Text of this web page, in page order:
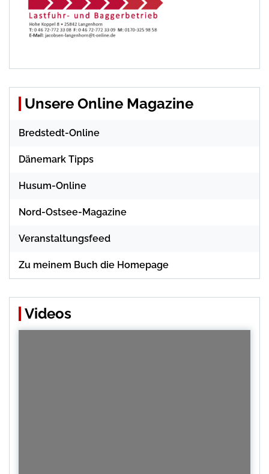
Unsere Online Magazine
Bredstedt-Online
Dänemark Tipps
Husum-Online
Nord-Ostsee-Magazine
Veranstaltungsfeed
Zu meinem Buch die Homepage
Videos